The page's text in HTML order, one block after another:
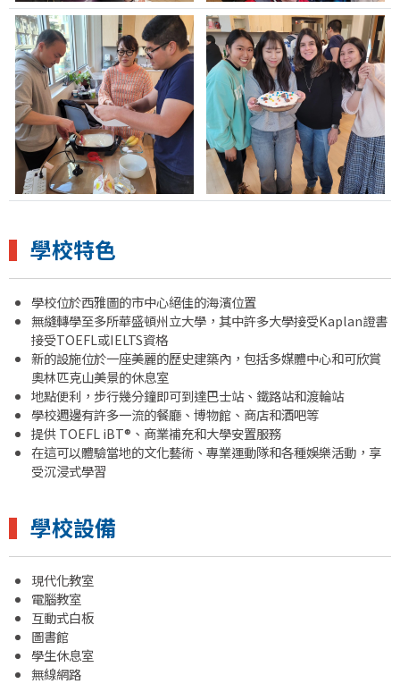
▍ 學校特色
學校位於西雅圖的市中心絕佳的海濱位置
無縫轉學至多所華盛頓州立大學，其中許多大學接受Kaplan證書
接受TOEFL或IELTS資格
新的設施位於一座美麗的歷史建築內，包括多媒體中心和可欣賞
奧林匹克山美景的休息室
地點便利，步行幾分鐘即可到達巴士站、鐵路站和渡輪站
學校週邊有許多一流的餐廳、博物館、商店和酒吧等
提供 TOEFL iBT®、商業補充和大學安置服務
在這可以體驗當地的文化藝術、專業運動隊和各種娛樂活動，享
受沉浸式學習
▍ 學校設備
現代化教室
電腦教室
互動式白板
圖書館
學生休息室
無線網路